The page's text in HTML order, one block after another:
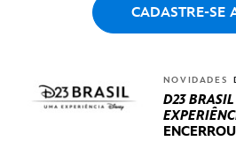
CADASTRE-SE
NOVIDADES
D23